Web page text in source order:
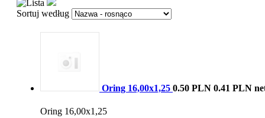
Sortuj według
Oring 16,00x1,25 0.50 PLN 0.41 PLN
Oring 16,00x1,25